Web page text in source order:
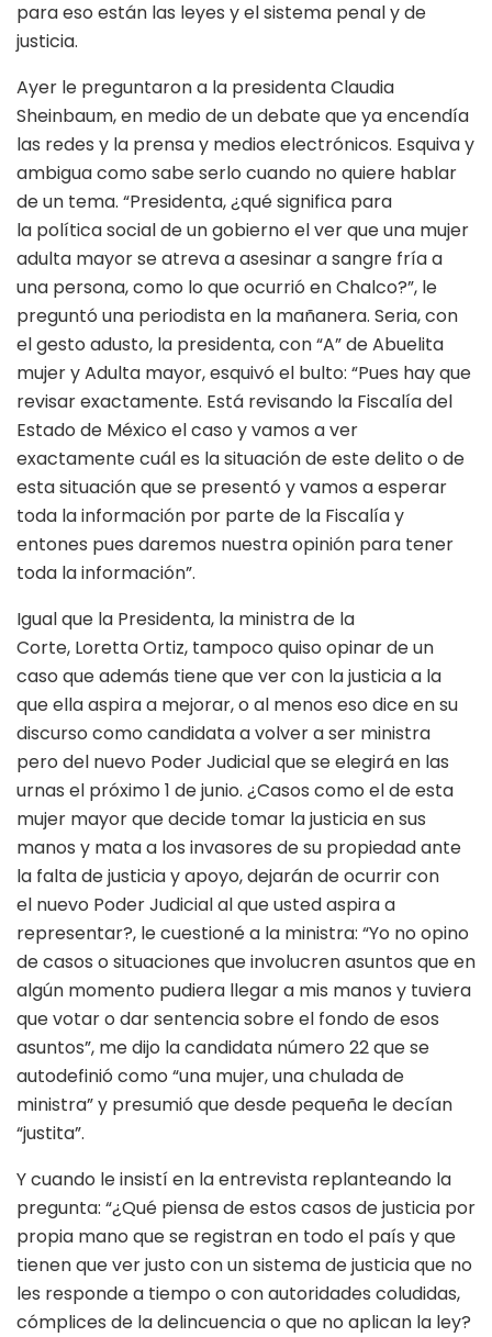
para eso están las leyes y el sistema penal y de
justicia.
Ayer le preguntaron a la presidenta Claudia
Sheinbaum, en medio de un debate que ya encendía
las redes y la prensa y medios electrónicos. Esquiva y
ambigua como sabe serlo cuando no quiere hablar
de un tema. “Presidenta, ¿qué significa para
la política social de un gobierno el ver que una mujer
adulta mayor se atreva a asesinar a sangre fría a
una persona, como lo que ocurrió en Chalco?”, le
preguntó una periodista en la mañanera. Seria, con
el gesto adusto, la presidenta, con “A” de Abuelita
mujer y Adulta mayor, esquivó el bulto: “Pues hay que
revisar exactamente. Está revisando la Fiscalía del
Estado de México el caso y vamos a ver
exactamente cuál es la situación de este delito o de
esta situación que se presentó y vamos a esperar
toda la información por parte de la Fiscalía y
entones pues daremos nuestra opinión para tener
toda la información”.
Igual que la Presidenta, la ministra de la
Corte, Loretta Ortiz, tampoco quiso opinar de un
caso que además tiene que ver con la justicia a la
que ella aspira a mejorar, o al menos eso dice en su
discurso como candidata a volver a ser ministra
pero del nuevo Poder Judicial que se elegirá en las
urnas el próximo 1 de junio. ¿Casos como el de esta
mujer mayor que decide tomar la justicia en sus
manos y mata a los invasores de su propiedad ante
la falta de justicia y apoyo, dejarán de ocurrir con
el nuevo Poder Judicial al que usted aspira a
representar?, le cuestioné a la ministra: “Yo no opino
de casos o situaciones que involucren asuntos que en
algún momento pudiera llegar a mis manos y tuviera
que votar o dar sentencia sobre el fondo de esos
asuntos”, me dijo la candidata número 22 que se
autodefinió como “una mujer, una chulada de
ministra” y presumió que desde pequeña le decían
“justita”.
Y cuando le insistí en la entrevista replanteando la
pregunta: “¿Qué piensa de estos casos de justicia por
propia mano que se registran en todo el país y que
tienen que ver justo con un sistema de justicia que no
les responde a tiempo o con autoridades coludidas,
cómplices de la delincuencia o que no aplican la ley?